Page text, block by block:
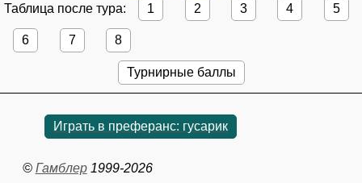
Таблица после тура: 1 2 3 4 5
6 7 8
Турнирные баллы
Играть в преферанс: гусарик
© Гамблер1999-2026